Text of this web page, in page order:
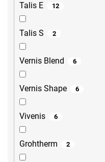
Talis E 12
Talis S 2
Vernis Blend 6
Vernis Shape 6
Vivenis 6
Grohtherm 2